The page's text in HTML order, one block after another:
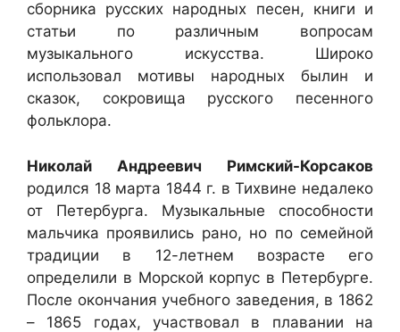
сборника русских народных песен, книги и
статьи по различным вопросам
музыкального искусства. Широко
использовал мотивы народных былин и
сказок, сокровища русского песенного
фольклора.
Николай Андреевич Римский-Корсаков
родился 18 марта 1844 г. в Тихвине недалеко
от Петербурга. Музыкальные способности
мальчика проявились рано, но по семейной
традиции в 12-летнем возрасте его
определили в Морской корпус в Петербурге.
После окончания учебного заведения, в 1862
– 1865 годах, участвовал в плавании на